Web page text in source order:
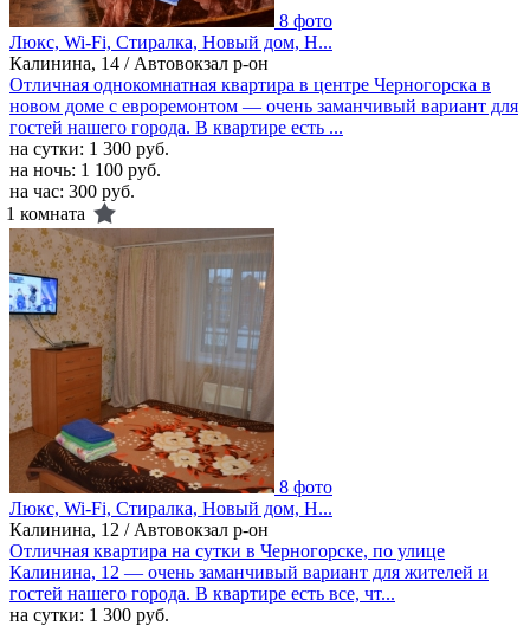
8 фото
Люкс, Wi-Fi, Стиралка, Новый дом, Н...
Калинина, 14 / Автовокзал р-он
Отличная однокомнатная квартира в центре Черногорска в
новом доме с евроремонтом — очень заманчивый вариант для
гостей нашего города. В квартире есть ...
на сутки: 1 300 руб.
на ночь: 1 100 руб.
на час: 300 руб.
1 комната
8 фото
Люкс, Wi-Fi, Стиралка, Новый дом, Н...
Калинина, 12 / Автовокзал р-он
Отличная квартира на сутки в Черногорске, по улице
Калинина, 12 — очень заманчивый вариант для жителей и
гостей нашего города. В квартире есть все, чт...
на сутки: 1 300 руб.